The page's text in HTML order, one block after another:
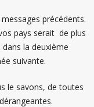
précédents.
pays serait de plus
la deuxième
suivante.
le savons, de toutes